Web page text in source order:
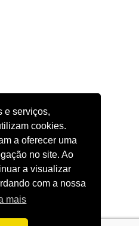
e serviços,
cookies.
a oferecer uma
no site. Ao
a visualizar
com a nossa
mais